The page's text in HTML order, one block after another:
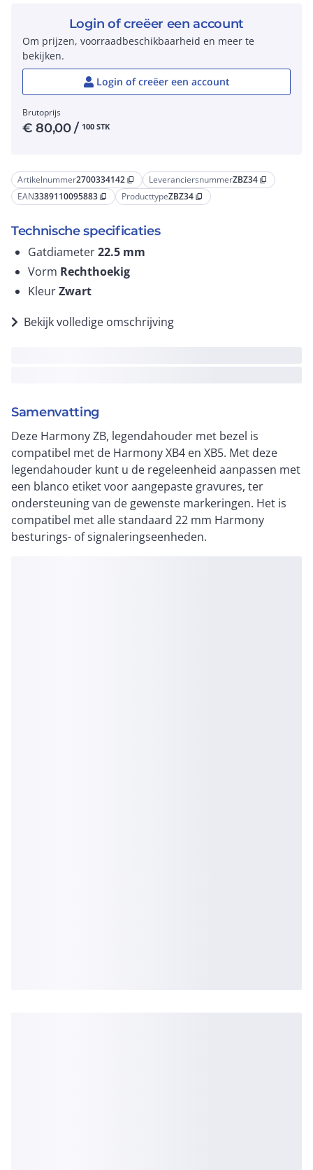
Artikelnummer2700334142 content_copy LeveranciersnummerZBZ34 content_copy
EAN3389110095883 content_copy ProducttypeZBZ34 content_copy
Technische specificaties
Gatdiameter22.5 mm
Vorm Rechthoekig
KleurZwart
Bekijk volledige omschrijving
Samenvatting
Deze Harmony ZB, legendahouder met bezel is
compatibel met de Harmony XB4 en XB5. Met deze
legendahouder kunt u de regeleenheid aanpassen met
een blanco etiket voor aangepaste gravures, ter
ondersteuning van de gewenste markeringen. Het is
compatibel met alle standaard 22 mm Harmony
besturings- of signaleringseenheden.
Login of creëer een account
Om prijzen, voorraadbeschikbaarheid en meer te
bekijken.
Login of creëer een account
Brutoprijs
€80,00/ 100 STK